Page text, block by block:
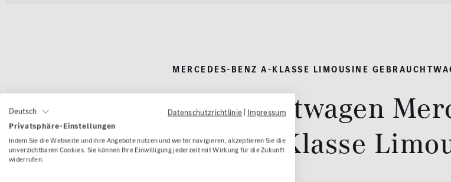
MERCEDES-BENZ A-KLASSE LIMOUSINE
Gebrauchtwagen
Klasse
Deutsch Datenschutzrichtlinie | Impressum
Privatsphäre-Einstellungen
Indem Sie die Webseite und ihre Angebote nutzen und weiter navigieren, akzeptieren Sie die
unverzichtbaren Cookies. Sie können Ihre Einwilligung jederzeit mit Wirkung für die Zukunft
widerrufen.